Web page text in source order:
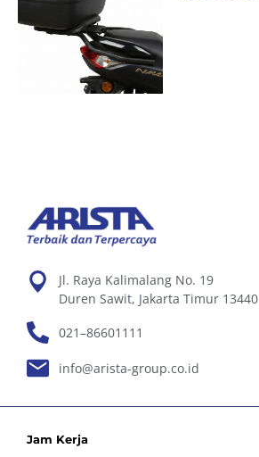
Jl. Raya Kalimalang No. 19
Duren Sawit, Jakarta Timur 13440
021–86601111
info@arista-group.co.id
Jam Kerja